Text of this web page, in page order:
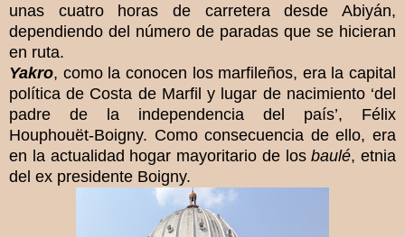
unas cuatro horas de carretera desde Abiyán,
dependiendo del número de paradas que se hicieran
en ruta.
Yakro, como la conocen los marfileños, era la capital
política de Costa de Marfil y lugar de nacimiento ‘del
padre de la independencia del país’, Félix
Houphouët-Boigny. Como consecuencia de ello, era
en la actualidad hogar mayoritario de losbaulé, etnia
del ex presidente Boigny.